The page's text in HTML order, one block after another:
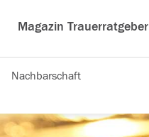
Magazin Trauerratgeber
Nachbarschaft